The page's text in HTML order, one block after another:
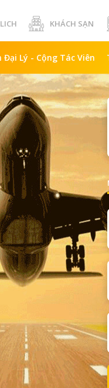
KHÁCH SẠN
Đại Lý - Cộng Tác Viên